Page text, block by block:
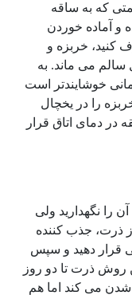
که به ساقه
و آماده خوردن
کنید، خربزه و
یخچال سالم می ماند. به
خوشایندتر است
را در یخچال
اید، قبل از مصرف 30 دقیقه در دمای اتاق قرار
را نگهدارید ولی
ذرت، جذب کننده
قرار دهید و سپس
روش ذرت تا دو روز
می کند اما هم